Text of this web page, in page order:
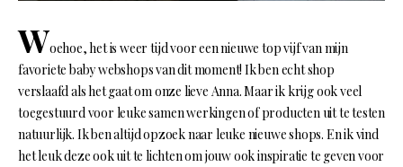
Woehoe, het is weer tijd voor een nieuwe top vijf van mijn
favoriete baby webshops van dit moment! Ik ben echt shop
verslaafd als het gaat om onze lieve Anna. Maar ik krijg ook veel
toegestuurd voor leuke samen werkingen of producten uit te testen
natuurlijk. Ik ben altijd opzoek naar leuke nieuwe shops. En ik vind
het leuk deze ook uit te lichten om jouw ook inspiratie te geven voor